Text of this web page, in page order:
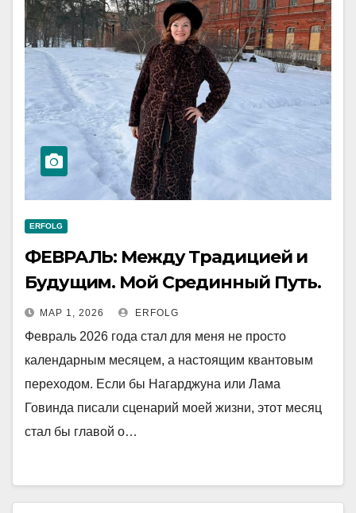
ERFOLG
ФЕВРАЛЬ: Между Традицией и
Будущим. Мой Срединный Путь.
МАР 1, 2026 ERFOLG
Февраль 2026 года стал для меня не просто
календарным месяцем, а настоящим квантовым
переходом. Если бы Нагарджуна или Лама
Говинда писали сценарий моей жизни, этот месяц
стал бы главой о…